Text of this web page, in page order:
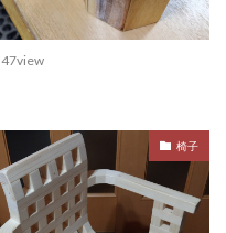
47view
椅子